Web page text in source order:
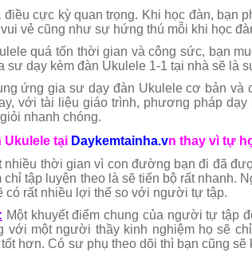
điều cực kỳ quan trọng. Khi học đàn, bạn
vẻ cũng như sự hứng thú mỗi khi học
quá tốn thời gian và công sức, bạn
sư dạy kèm đàn Ukulele 1-1 tại nhà sẽ là
ứng gia sư dạy đàn Ukulele cơ bản
với tài liệu giáo trình, phương pháp
nhanh chóng.
Ukulele tại Daykemtainha.vn thay vì tự
nhiều thời gian vì con đường bạn đi đã
tập luyện theo là sẽ tiến bộ rất nhanh.
có rất nhiều lợi thế so với người tự tập.
Một khuyết điểm chung của người tự tập
một người thầy kinh nghiệm họ sẽ
hơn. Có sư phụ theo dõi thì bạn cũng